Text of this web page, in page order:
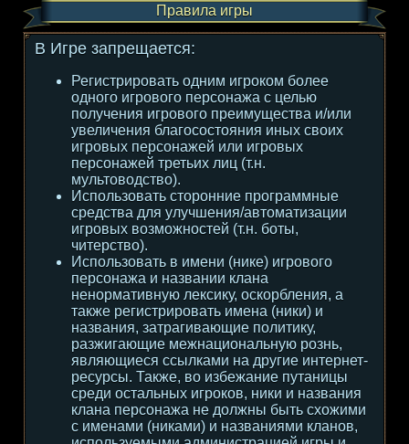
Правила игры
В Игре запрещается:
Регистрировать одним игроком более
одного игрового персонажа с целью
получения игрового преимущества и/или
увеличения благосостояния иных своих
игровых персонажей или игровых
персонажей третьих лиц (т.н.
мультоводство).
Использовать сторонние программные
средства для улучшения/автоматизации
игровых возможностей (т.н. боты,
читерство).
Использовать в имени (нике) игрового
персонажа и названии клана
ненормативную лексику, оскорбления, а
также регистрировать имена (ники) и
названия, затрагивающие политику,
разжигающие межнациональную рознь,
являющиеся ссылками на другие интернет-
ресурсы. Также, во избежание путаницы
среди остальных игроков, ники и названия
клана персонажа не должны быть схожими
с именами (никами) и названиями кланов,